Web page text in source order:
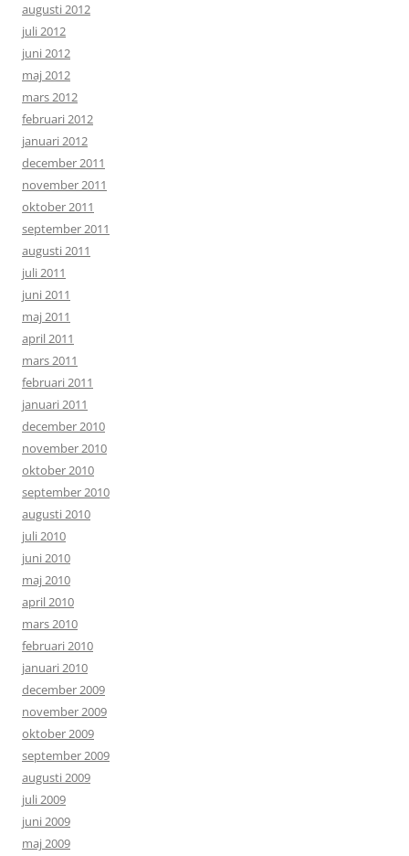
augusti 2012
juli 2012
juni 2012
maj 2012
mars 2012
februari 2012
januari 2012
december 2011
november 2011
oktober 2011
september 2011
augusti 2011
juli 2011
juni 2011
maj 2011
april 2011
mars 2011
februari 2011
januari 2011
december 2010
november 2010
oktober 2010
september 2010
augusti 2010
juli 2010
juni 2010
maj 2010
april 2010
mars 2010
februari 2010
januari 2010
december 2009
november 2009
oktober 2009
september 2009
augusti 2009
juli 2009
juni 2009
maj 2009